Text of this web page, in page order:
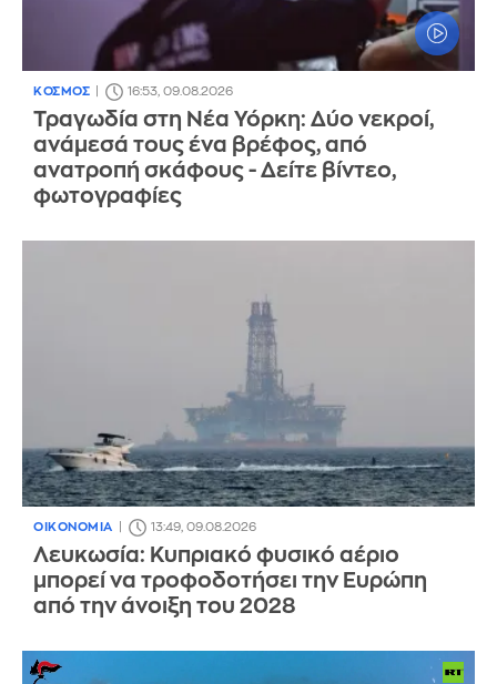
ΚΟΣΜΟΣ 16:53, 09.08.2026
Τραγωδία στη Νέα Υόρκη: Δύο νεκροί,
ανάμεσά τους ένα βρέφος, από
ανατροπή σκάφους - Δείτε βίντεο,
φωτογραφίες
ΟΙΚΟΝΟΜΙΑ 13:49, 09.08.2026
Λευκωσία: Κυπριακό φυσικό αέριο
μπορεί να τροφοδοτήσει την Ευρώπη
από την άνοιξη του 2028